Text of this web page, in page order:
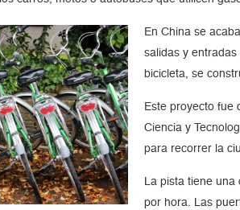
En China se
salidas y
bicicleta, se
Este proyecto fue
Ciencia y
para recorrer la
La pista tiene
por hora. Las